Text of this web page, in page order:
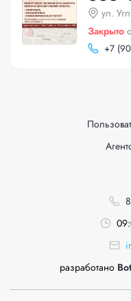
ул.
Закрыто
+7
разработано